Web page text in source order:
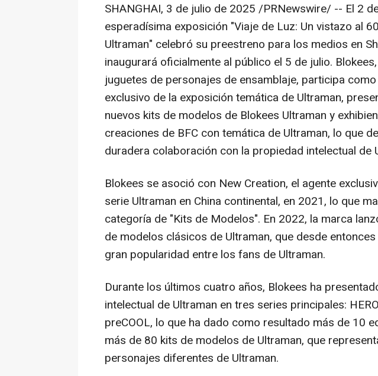
SHANGHAI, 3 de julio de 2025 /PRNewswire/ -- El 2
esperadísima exposición "Viaje de Luz: Un vistazo al
Ultraman" celebró su preestreno para los medios en
inaugurará oficialmente al público el 5 de julio.
juguetes de personajes de ensamblaje, participa
exclusivo de la exposición temática de Ultraman,
nuevos kits de modelos de Blokees Ultraman y
creaciones de BFC con temática de Ultraman, lo que
duradera colaboración con la propiedad intelectual de
Blokees se asoció con New Creation, el agente
serie Ultraman en China continental, en 2021, lo que
categoría de "Kits de Modelos". En 2022, la marca
de modelos clásicos de Ultraman, que desde
gran popularidad entre los fans de Ultraman.
Durante los últimos cuatro años, Blokees ha
intelectual de Ultraman en tres series principales:
preCOOL, lo que ha dado como resultado más de 10
más de 80 kits de modelos de Ultraman, que
personajes diferentes de Ultraman.